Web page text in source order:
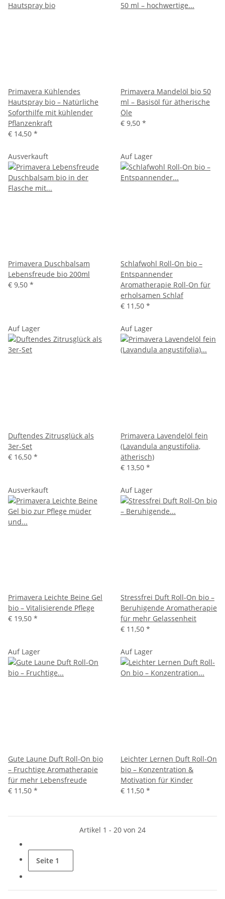
Primavera Kühlendes
Hautspray bio – Natürliche
Soforthilfe mit kühlender
Pflanzenkraft
€ 14,50 *
Primavera Mandelöl bio 50
ml – Basisöl für ätherische
Öle
€ 9,50 *
Ausverkauft
Primavera Duschbalsam
Lebensfreude bio 200ml
€ 9,50 *
Auf Lager
Schlafwohl Roll-On bio –
Entspannender
Aromatherapie Roll-On für
erholsamen Schlaf
€ 11,50 *
Auf Lager
Duftendes Zitrusglück als
3er-Set
€ 16,50 *
Auf Lager
Primavera Lavendelöl fein
(Lavandula angustifolia,
ätherisch)
€ 13,50 *
Ausverkauft
Primavera Leichte Beine Gel
bio – Vitalisierende Pflege
€ 19,50 *
Auf Lager
Stressfrei Duft Roll-On bio –
Beruhigende Aromatherapie
für mehr Gelassenheit
€ 11,50 *
Auf Lager
Gute Laune Duft Roll-On bio
– Fruchtige Aromatherapie
für mehr Lebensfreude
€ 11,50 *
Auf Lager
Leichter Lernen Duft Roll-On
bio – Konzentration &
Motivation für Kinder
€ 11,50 *
Artikel 1 - 20 von 24
Seite 1